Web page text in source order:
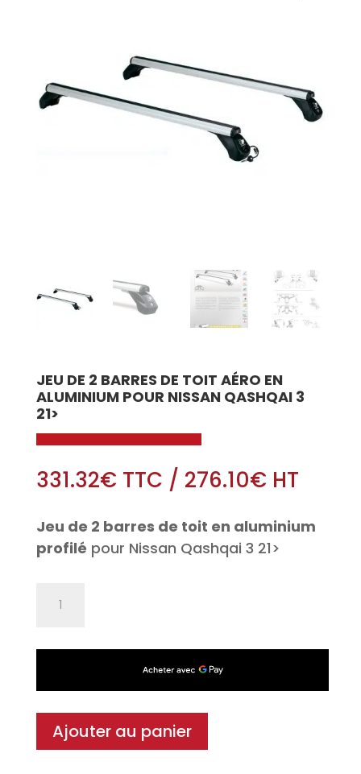
JEU DE 2 BARRES DE TOIT AÉRO EN
ALUMINIUM POUR NISSAN QASHQAI 3
21>
331.32€TTC / 276.10€HT
Jeu de 2 barres de toit en aluminium
profilé pour Nissan Qashqai 3 21>
toit
Ajouter au panier